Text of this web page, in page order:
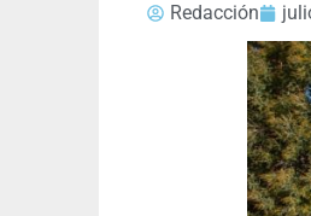
Redacción